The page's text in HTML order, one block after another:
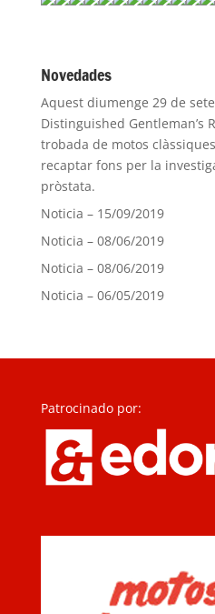
Novedades
Aquest diumenge 29 de
Distinguished Gentleman’s
trobada de motos
recaptar fons per la
pròstata.
Noticia – 15/09/2019
Noticia – 08/06/2019
Noticia – 08/06/2019
Noticia – 06/05/2019
Patrocinado por: